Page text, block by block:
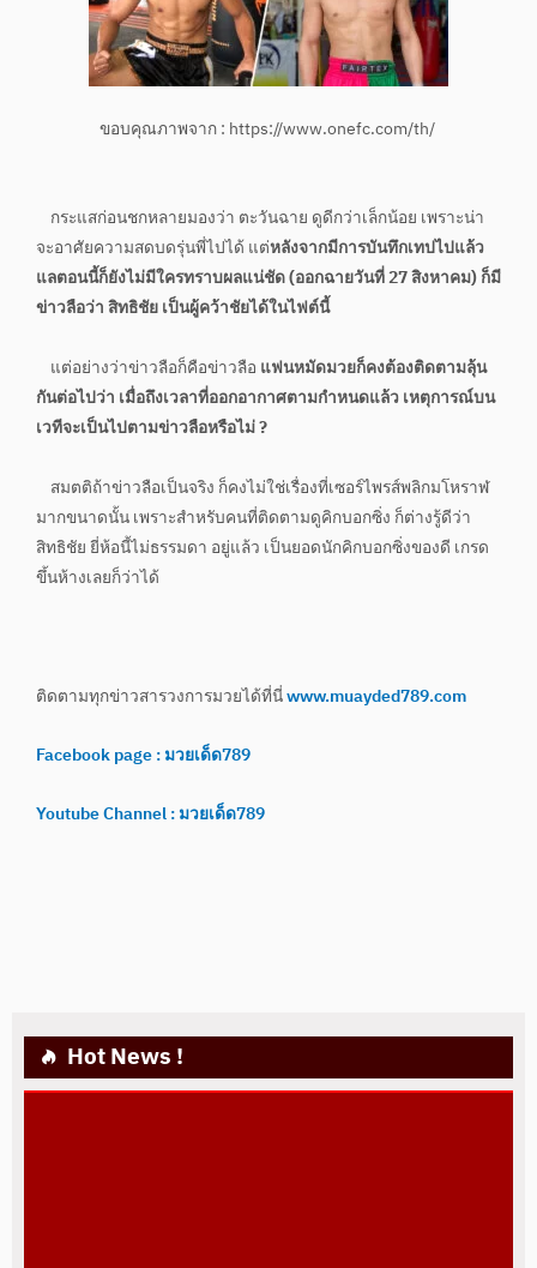
ขอบคุณภาพจาก : https://www.onefc.com/th/
กระแสก่อนชกหลายมองว่า ตะวันฉาย ดูดีกว่าเล็กน้อย เพราะน่า
จะอาศัยความสดบดรุ่นพี่ไปได้ แต่หลังจากมีการบันทึกเทปไปแล้ว
แลตอนนี้ก็ยังไม่มีใครทราบผลแน่ชัด (ออกฉายวันที่ 27 สิงหาคม) ก็มี
ข่าวลือว่า สิทธิชัย เป็นผู้คว้าชัยได้ในไฟต์นี้
แต่อย่างว่าข่าวลือก็คือข่าวลือ แฟนหมัดมวยก็คงต้องติดตามลุ้น
กันต่อไปว่า เมื่อถึงเวลาที่ออกอากาศตามกำหนดแล้ว เหตุการณ์บน
เวทีจะเป็นไปตามข่าวลือหรือไม่ ?
สมตติถ้าข่าวลือเป็นจริง ก็คงไม่ใช่เรื่องที่เซอร์ไพรส์พลิกมโหราฬ
มากขนาดนั้น เพราะสำหรับคนที่ติดตามดูคิกบอกซิ่ง ก็ต่างรู้ดีว่า
สิทธิชัย ยี่ห้อนี้ไม่ธรรมดา อยู่แล้ว เป็นยอดนักคิกบอกซิ่งของดี เกรด
ขึ้นห้างเลยก็ว่าได้
ติดตามทุกข่าวสารวงการมวยได้ที่นี่www.muayded789.com
Facebook page : มวยเด็ด789
Youtube Channel : มวยเด็ด789
Hot News !